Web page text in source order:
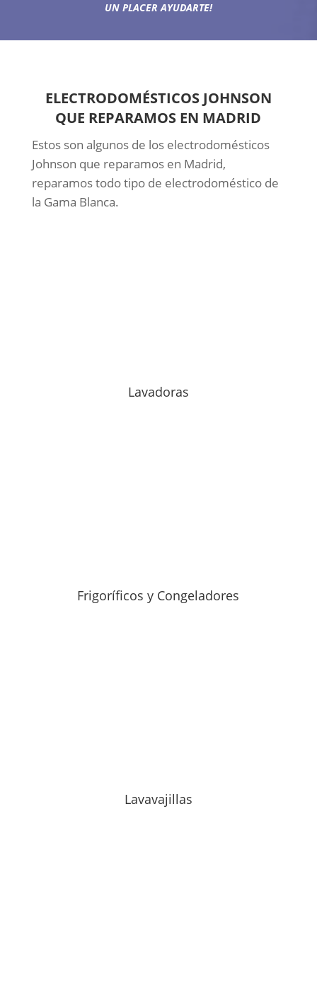
UN PLACER AYUDARTE!
ELECTRODOMÉSTICOS JOHNSON
QUE REPARAMOS EN MADRID
Estos son algunos de los electrodomésticos
Johnson que reparamos en Madrid,
reparamos todo tipo de electrodoméstico de
la Gama Blanca.
Lavadoras
Frigoríficos y Congeladores
Lavavajillas